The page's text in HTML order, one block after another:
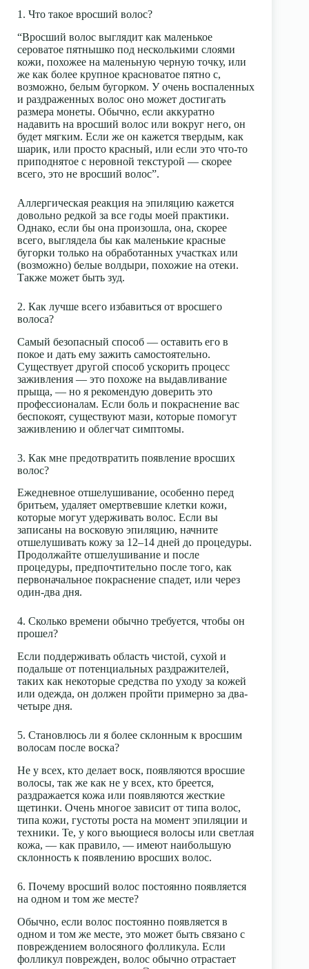
1. Что такое вросший волос?
“Вросший волос выглядит как маленькое
сероватое пятнышко под несколькими слоями
кожи, похожее на маленьную черную точку, или
же как более крупное красноватое пятно с,
возможно, белым бугорком. У очень воспаленных
и раздраженных волос оно может достигать
размера монеты. Обычно, если аккуратно
надавить на вросший волос или вокруг него, он
будет мягким. Если же он кажется твердым, как
шарик, или просто красный, или если это что-то
приподнятое с неровной текстурой — скорее
всего, это не вросший волос”.
Аллергическая реакция на эпиляцию кажется
довольно редкой за все годы моей практики.
Однако, если бы она произошла, она, скорее
всего, выглядела бы как маленькие красные
бугорки только на обработанных участках или
(возможно) белые волдыри, похожие на отеки.
Также может быть зуд.
2. Как лучше всего избавиться от вросшего
волоса?
Самый безопасный способ — оставить его в
покое и дать ему зажить самостоятельно.
Существует другой способ ускорить процесс
заживления — это похоже на выдавливание
прыща, — но я рекомендую доверить это
профессионалам. Если боль и покраснение вас
беспокоят, существуют мази, которые помогут
заживлению и облегчат симптомы.
3. Как мне предотвратить появление вросших
волос?
Ежедневное отшелушивание, особенно перед
бритьем, удаляет омертвевшие клетки кожи,
которые могут удерживать волос. Если вы
записаны на восковую эпиляцию, начните
отшелушивать кожу за 12–14 дней до процедуры.
Продолжайте отшелушивание и после
процедуры, предпочтительно после того, как
первоначальное покраснение спадет, или через
один-два дня.
4. Сколько времени обычно требуется, чтобы он
прошел?
Если поддерживать область чистой, сухой и
подальше от потенциальных раздражителей,
таких как некоторые средства по уходу за кожей
или одежда, он должен пройти примерно за два-
четыре дня.
5. Становлюсь ли я более склонным к вросшим
волосам после воска?
Не у всех, кто делает воск, появляются вросшие
волосы, так же как не у всех, кто бреется,
раздражается кожа или появляются жесткие
щетинки. Очень многое зависит от типа волос,
типа кожи, густоты роста на момент эпиляции и
техники. Те, у кого вьющиеся волосы или светлая
кожа, — как правило, — имеют наибольшую
склонность к появлению вросших волос.
6. Почему вросший волос постоянно появляется
на одном и том же месте?
Обычно, если волос постоянно появляется в
одном и том же месте, это может быть связано с
повреждением волосяного фолликула. Если
фолликул поврежден, волос обычно отрастает